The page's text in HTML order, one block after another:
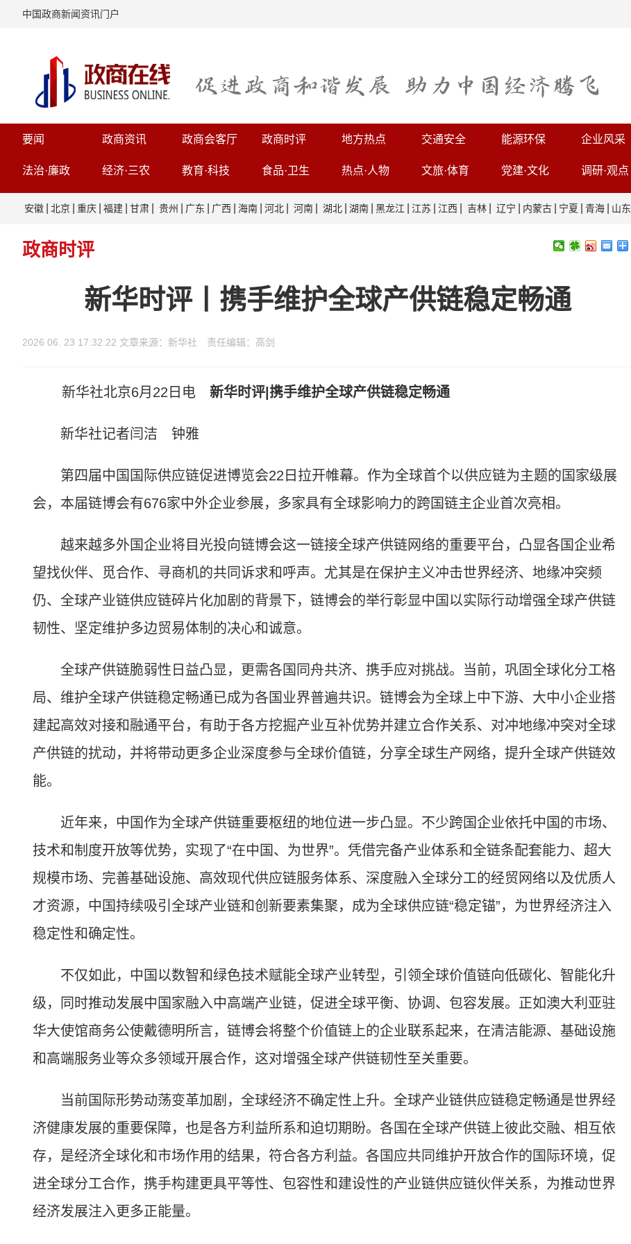
中国政商新闻资讯门户
要闻 政商资讯 政商会客厅 政商时评 地方热点 交通安全 能源环保 企业风采
法治·廉政 经济·三农 教育·科技 食品·卫生 热点·人物 文旅·体育 党建·文化 调研·观点
安徽 北京 重庆 福建 甘肃 贵州 广东 广西 海南 河北 河南 湖北 湖南 黑龙江 江苏 江西 吉林 辽宁 内蒙古 宁夏 青海 山东
政商时评
新华时评丨携手维护全球产供链稳定畅通
2026 06. 23 17:32:22 文章来源：新华社 责任编辑：高剑
新华社北京6月22日电 新华时评|携手维护全球产供链稳定畅通
新华社记者闫洁 钟雅
第四届中国国际供应链促进博览会22日拉开帷幕。作为全球首个以供应链为主题的国家级展
会，本届链博会有676家中外企业参展，多家具有全球影响力的跨国链主企业首次亮相。
越来越多外国企业将目光投向链博会这一链接全球产供链网络的重要平台，凸显各国企业希
望找伙伴、觅合作、寻商机的共同诉求和呼声。尤其是在保护主义冲击世界经济、地缘冲突频
仍、全球产业链供应链碎片化加剧的背景下，链博会的举行彰显中国以实际行动增强全球产供链
韧性、坚定维护多边贸易体制的决心和诚意。
全球产供链脆弱性日益凸显，更需各国同舟共济、携手应对挑战。当前，巩固全球化分工格
局、维护全球产供链稳定畅通已成为各国业界普遍共识。链博会为全球上中下游、大中小企业搭
建起高效对接和融通平台，有助于各方挖掘产业互补优势并建立合作关系、对冲地缘冲突对全球
产供链的扰动，并将带动更多企业深度参与全球价值链，分享全球生产网络，提升全球产供链效
能。
近年来，中国作为全球产供链重要枢纽的地位进一步凸显。不少跨国企业依托中国的市场、
技术和制度开放等优势，实现了“在中国、为世界”。凭借完备产业体系和全链条配套能力、超大
规模市场、完善基础设施、高效现代供应链服务体系、深度融入全球分工的经贸网络以及优质人
才资源，中国持续吸引全球产业链和创新要素集聚，成为全球供应链“稳定锚”，为世界经济注入
稳定性和确定性。
不仅如此，中国以数智和绿色技术赋能全球产业转型，引领全球价值链向低碳化、智能化升
级，同时推动发展中国家融入中高端产业链，促进全球平衡、协调、包容发展。正如澳大利亚驻
华大使馆商务公使戴德明所言，链博会将整个价值链上的企业联系起来，在清洁能源、基础设施
和高端服务业等众多领域开展合作，这对增强全球产供链韧性至关重要。
当前国际形势动荡变革加剧，全球经济不确定性上升。全球产业链供应链稳定畅通是世界经
济健康发展的重要保障，也是各方利益所系和迫切期盼。各国在全球产供链上彼此交融、相互依
存，是经济全球化和市场作用的结果，符合各方利益。各国应共同维护开放合作的国际环境，促
进全球分工合作，携手构建更具平等性、包容性和建设性的产业链供应链伙伴关系，为推动世界
经济发展注入更多正能量。